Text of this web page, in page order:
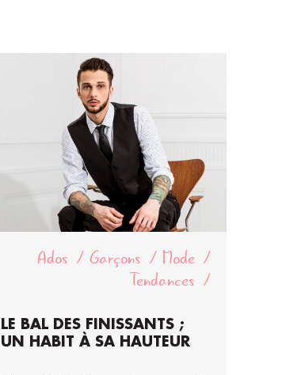
Ados Garçons
Mode
Tendances
LE BAL DES FINISSANTS ;
UN HABIT À SA HAUTEUR